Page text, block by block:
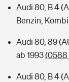
Audi 80, B 4
Benzin,
Audi 80, 89
ab 1993(0588
Audi 80, B 4